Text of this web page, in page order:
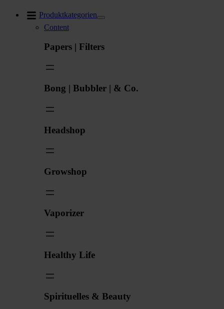
Produktkategorien
Content
Papers | Filters
Bong | Bubbler | & Co.
Headshop
Growshop
Vaporizer
Healthy Life
Spirituelles & Beauty